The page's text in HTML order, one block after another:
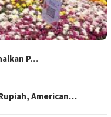
P…
American…